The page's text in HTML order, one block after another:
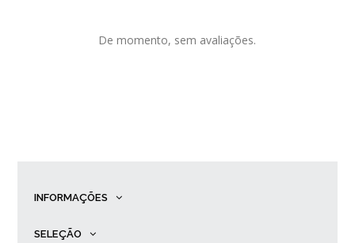
De momento, sem avaliações.
INFORMAÇÕES
SELEÇÃO